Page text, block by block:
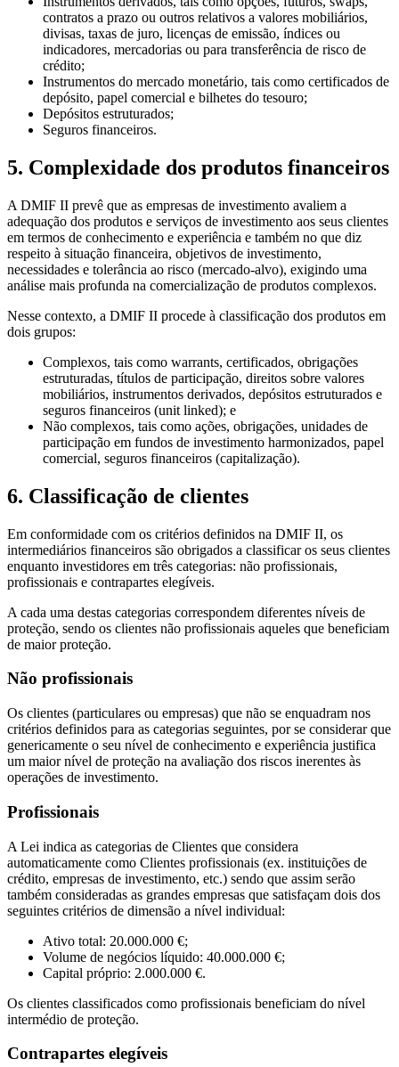
contratos a prazo ou outros relativos a valores mobiliários,
divisas, taxas de juro, licenças de emissão, índices ou
indicadores, mercadorias ou para transferência de risco de
crédito;
Instrumentos do mercado monetário, tais como certificados de
depósito, papel comercial e bilhetes do tesouro;
Depósitos estruturados;
Seguros financeiros.
5. Complexidade dos produtos financeiros
A DMIF II prevê que as empresas de investimento avaliem a
adequação dos produtos e serviços de investimento aos seus clientes
em termos de conhecimento e experiência e também no que diz
respeito à situação financeira, objetivos de investimento,
necessidades e tolerância ao risco (mercado-alvo), exigindo uma
análise mais profunda na comercialização de produtos complexos.
Nesse contexto, a DMIF II procede à classificação dos produtos em
dois grupos:
Complexos, tais como warrants, certificados, obrigações
estruturadas, títulos de participação, direitos sobre valores
mobiliários, instrumentos derivados, depósitos estruturados e
seguros financeiros (unit linked); e
Não complexos, tais como ações, obrigações, unidades de
participação em fundos de investimento harmonizados, papel
comercial, seguros financeiros (capitalização).
6. Classificação de clientes
Em conformidade com os critérios definidos na DMIF II, os
intermediários financeiros são obrigados a classificar os seus clientes
enquanto investidores em três categorias: não profissionais,
profissionais e contrapartes elegíveis.
A cada uma destas categorias correspondem diferentes níveis de
proteção, sendo os clientes não profissionais aqueles que beneficiam
de maior proteção.
Não profissionais
Os clientes (particulares ou empresas) que não se enquadram nos
critérios definidos para as categorias seguintes, por se considerar que
genericamente o seu nível de conhecimento e experiência justifica
um maior nível de proteção na avaliação dos riscos inerentes às
operações de investimento.
Profissionais
A Lei indica as categorias de Clientes que considera
automaticamente como Clientes profissionais (ex. instituições de
crédito, empresas de investimento, etc.) sendo que assim serão
também consideradas as grandes empresas que satisfaçam dois dos
seguintes critérios de dimensão a nível individual:
Ativo total: 20.000.000 €;
Volume de negócios líquido: 40.000.000 €;
Capital próprio: 2.000.000 €.
Os clientes classificados como profissionais beneficiam do nível
intermédio de proteção.
Contrapartes elegíveis